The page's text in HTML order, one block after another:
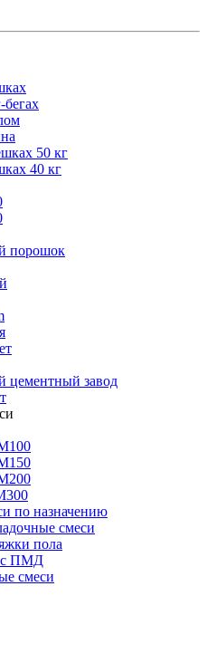
50 кг
40 кг
порошок
цементный завод
по назначению
смеси
пола
с ПМД
смеси